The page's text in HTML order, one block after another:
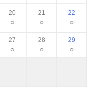
20
○
21
○
22
○
27
○
28
○
29
○